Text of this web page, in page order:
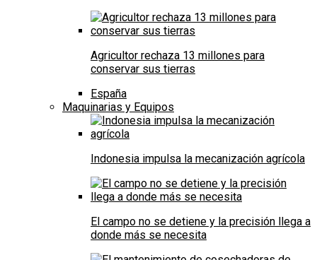
Agricultor rechaza 13 millones para
conservar sus tierras
España
Maquinarias y Equipos
Indonesia impulsa la mecanización agrícola
El campo no se detiene y la precisión llega a
donde más se necesita